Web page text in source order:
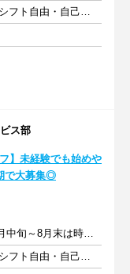
週2日以上 1日4時間以上 シフト自由・自己申告
ス部
】未経験でも始めや
で大募集◎
時給1035円＋交通費 （7月中旬～8月末は時給1100円）
週2日以上 1日4時間以上 シフト自由・自己申告